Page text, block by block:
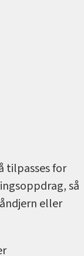
tilpasses for
så
eller